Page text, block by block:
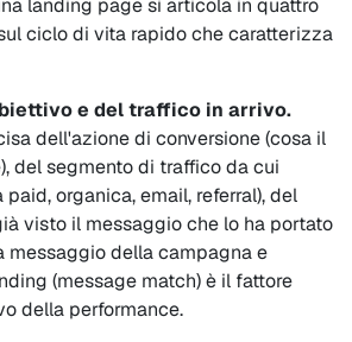
landing page si articola in quattro
ciclo di vita rapido che caratterizza
e del traffico in arrivo.
dell'azione di conversione (cosa il
del segmento di traffico da cui
organica, email, referral), del
visto il messaggio che lo ha portato
messaggio della campagna e
(message match) è il fattore
della performance.